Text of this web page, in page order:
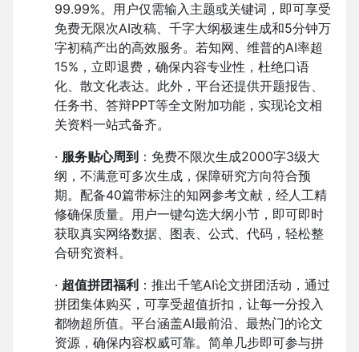
99.99%。用户仅需输入主题或关键词，即可享受
免费无限次AI改稿、千字大纲极速生成和5分钟万
字初稿产出的高效服务。若知网、维普的AI率超
15%，立即退费，确保内容专业性，杜绝口语
化、散文化表达。此外，平台还提供开题报告、
任务书、答辩PPT等全文附加功能，实现论文相
关资料一站式备齐。
· 服务贴心周到 ：免费不限次生成2000字3级大
纲，不满意可多次生成，保障研究方向符合预
期。配备40篇带标注的知网参考文献，经人工精
修确保质量。用户一键勾选大纲小节，即可即时
获取真实网络数据、图表、公式、代码，轻松整
合研究资料。
· 超值拼团福利 ：推出千笔AI论文拼团活动，通过
拼团集体购买，可享受超值折扣，让每一分投入
都物超所值。平台涵盖AI最前沿、最热门的论文
资源，确保内容权威可靠。简单几步即可参与拼